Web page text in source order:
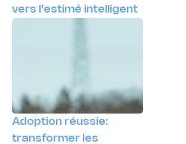
vers l’estimé intelligent
Adoption réussie:
transformer les